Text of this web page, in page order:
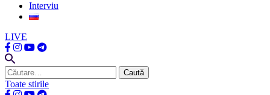
Interviu
LIVE
Caută
după:
Toate stirile